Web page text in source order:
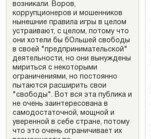
возникали. Воров,
коррупционеров и мошенников
нынешние правила игры в целом
устраивают, с целом, потому что
они хотели бы бОльшей свободы
в своей "предпринимательской"
деятельности, но они вынуждены
мириться с некоторыми
ограничениями, но постоянно
пытаются расширить свои
"свободы". Вот вся эта публика и
не очень заинтересована в
самодостаточной, мощной и
уверенной в себе стране, потому
что это очень ограничивает их